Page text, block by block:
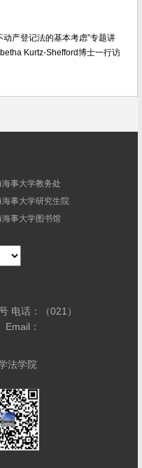
产登记法的基本考虑”专题讲
Kurtz-Shefford博士一行访
海事大学教务处
海事大学研究生院
海事大学图书馆
电话：（021）
Email：
法学院